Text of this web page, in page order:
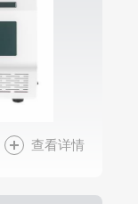
查看详情